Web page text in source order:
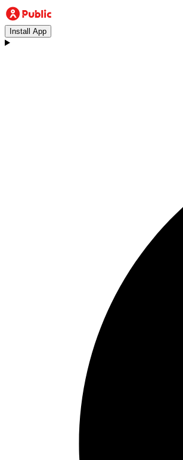
Install App